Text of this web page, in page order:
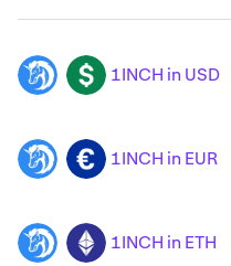
1INCH USD 1INCH in USD
1INCH EUR 1INCH in EUR
1INCH ETH 1INCH in ETH